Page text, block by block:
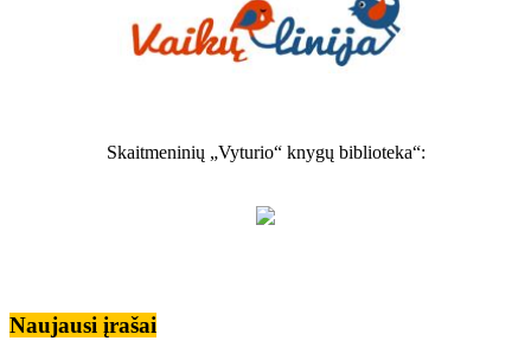
Skaitmeninių „Vyturio“ knygų biblioteka“:
Naujausi įrašai